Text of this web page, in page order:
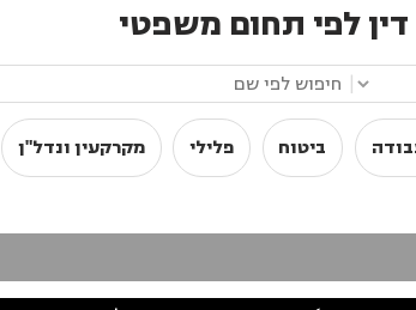
לפי תחום משפטי
ביטוח פלילי מקרקעין ונדל"ן